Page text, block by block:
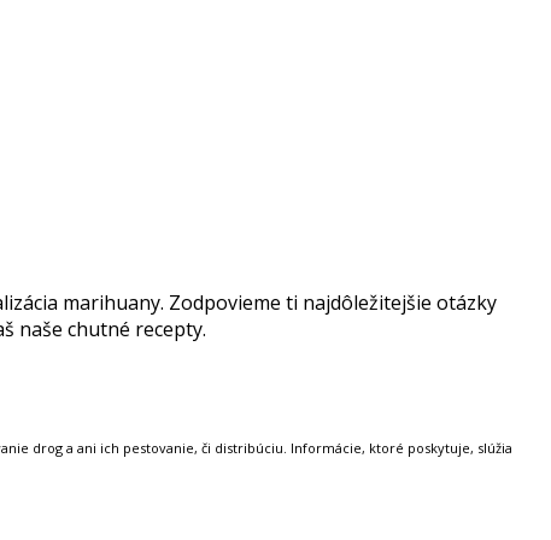
marihuany. Zodpovieme ti najdôležitejšie otázky
naše chutné recepty.
drog a ani ich pestovanie, či distribúciu. Informácie, ktoré poskytuje, slúžia